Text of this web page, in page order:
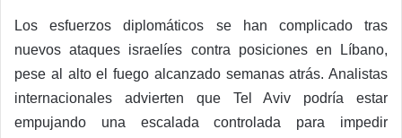
Los esfuerzos diplomáticos se han complicado tras
nuevos ataques israelíes contra posiciones en Líbano,
pese al alto el fuego alcanzado semanas atrás. Analistas
internacionales advierten que Tel Aviv podría estar
empujando una escalada controlada para impedir